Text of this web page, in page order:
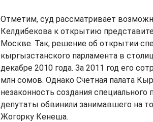
Отметим, суд рассматривает
Келдибекова к открытию
Москве. Так, решение об открытии
кыргызстанского парламента в
декабре 2010 года. За 2011 год его
млн сомов. Однако Счетная палата
незаконность создания
депутаты обвинили занимавшего на
Жогорку Кенеша.